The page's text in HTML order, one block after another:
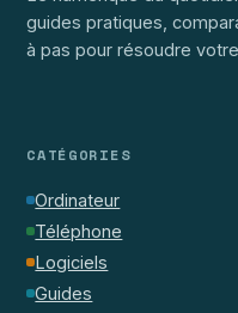
guides pratiques,
à pas pour résoudre
CATÉGORIES
Ordinateur
Téléphone
Logiciels
Guides